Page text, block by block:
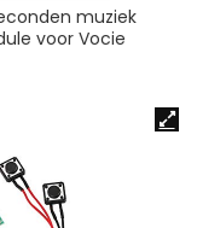
muziek
voor Vocie